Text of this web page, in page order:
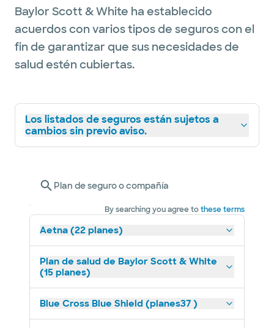
Baylor Scott & White ha establecido
acuerdos con varios tipos de seguros con el
fin de garantizar que sus necesidades de
salud estén cubiertas.
Los listados de seguros están sujetos a
cambios sin previo aviso.
Plan de seguro o compañía
By searching you agree tothese terms
Aetna (22 planes)
Plan de salud de Baylor Scott & White
(15 planes)
Blue Cross Blue Shield (planes37 )